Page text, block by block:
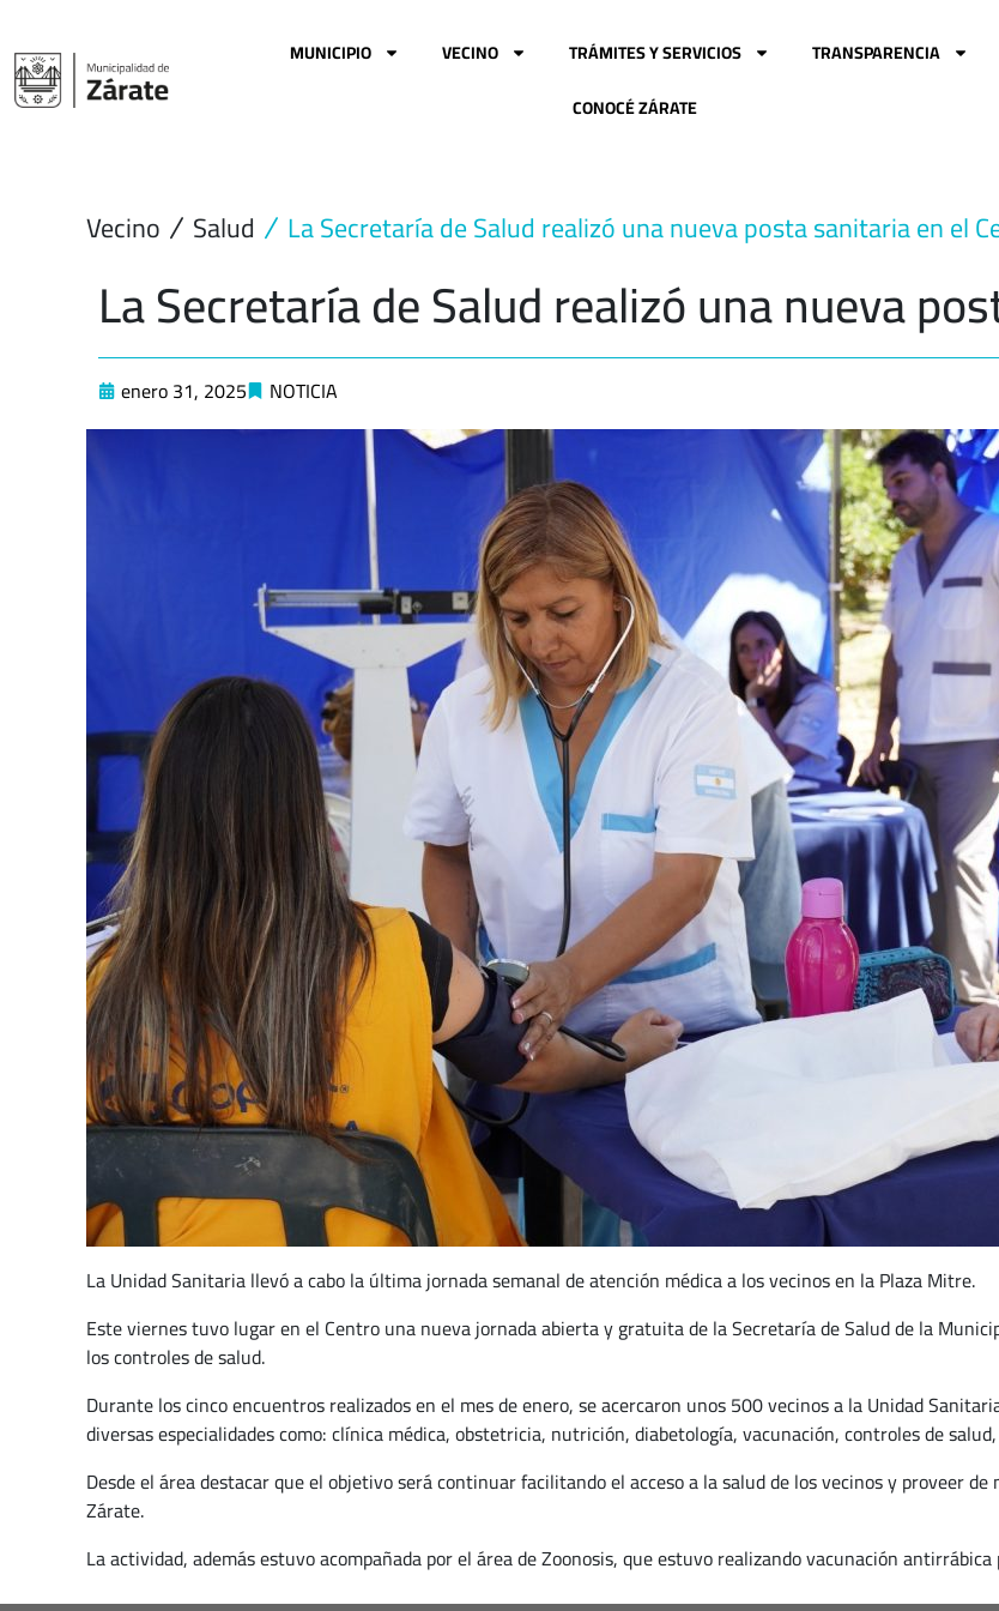
contenido
MUNICIPIO VECINO TRÁMITES Y SERVICIOS
TRANSPARENCIA
CONOCÉ ZÁRATE
Vecino Salud La Secretaría de Salud realizó una nueva posta sanitaria en el
La Secretaría de Salud realizó una nueva
enero 31, 2025 NOTICIA
La Unidad Sanitaria llevó a cabo la última jornada semanal de atención médica a los vecinos en la Plaza Mitre.
Este viernes tuvo lugar en el Centro una nueva jornada abierta y gratuita de la Secretaría de Salud de la
los controles de salud.
Durante los cinco encuentros realizados en el mes de enero, se acercaron unos 500 vecinos a la Unidad
diversas especialidades como: clínica médica, obstetricia, nutrición, diabetología, vacunación, controles de
Desde el área destacar que el objetivo será continuar facilitando el acceso a la salud de los vecinos y proveer
Zárate.
La actividad, además estuvo acompañada por el área de Zoonosis, que estuvo realizando vacunación